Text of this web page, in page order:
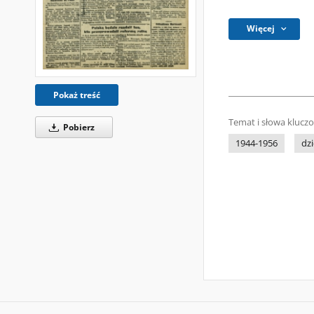
Pokaż treść
Pobierz
Więcej
Temat i słowa
1944-1956